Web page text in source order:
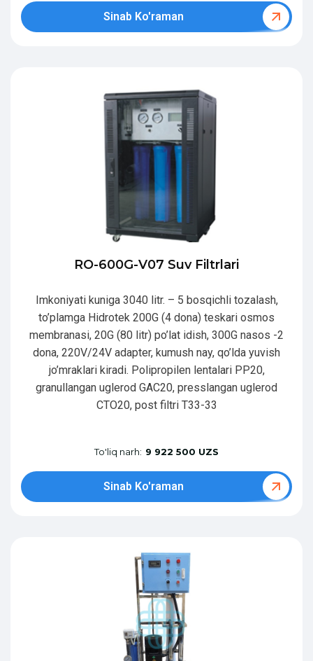
Sinab Ko'raman
RO-600G-V07 Suv Filtrlari
Imkoniyati kuniga 3040 litr. – 5 bosqichli tozalash,
to’plamga Hidrotek 200G (4 dona) teskari osmos
membranasi, 20G (80 litr) po’lat idish, 300G nasos -2
dona, 220V/24V adapter, kumush nay, qo’lda yuvish
jo’mraklari kiradi. Polipropilen lentalari PP20,
granullangan uglerod GAC20, presslangan uglerod
CTO20, post filtri T33-33
To'liq narh: 9 922 500 UZS
Sinab Ko'raman